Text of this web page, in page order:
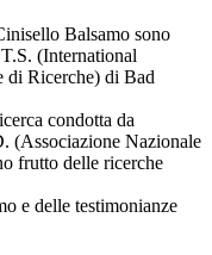
Balsamo sono
(International
di Ricerche) di Bad
condotta da
(Associazione Nazionale
frutto delle ricerche
e delle testimonianze